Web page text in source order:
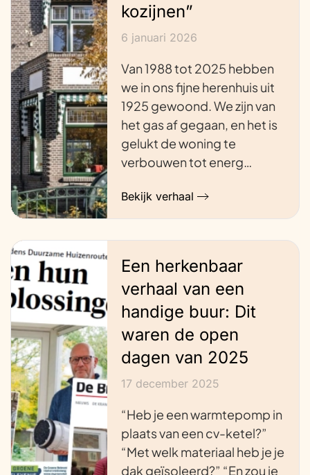
kozijnen”
6 januari 2026
Van 1988 tot 2025 hebben
we in ons fijne herenhuis uit
1925 gewoond. We zijn van
het gas af gegaan, en het is
gelukt de woning te
verbouwen tot energ…
Bekijk verhaal
Een herkenbaar
verhaal van een
handige buur: Dit
waren de open
dagen van 2025
17 december 2025
“Heb je een warmtepomp in
plaats van een cv-ketel?”
“Met welk materiaal heb je je
dak geïsoleerd?” “En zou je